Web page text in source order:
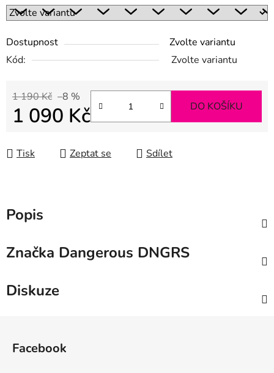
Dostupnost
Zvolte variantu
Kód:
Zvolte variantu
1 190 Kč –8 %
1 090 Kč DO KOŠÍKU
Tisk Zeptat se Sdílet
Popis
Značka Dangerous DNGRS
Diskuze
Facebook